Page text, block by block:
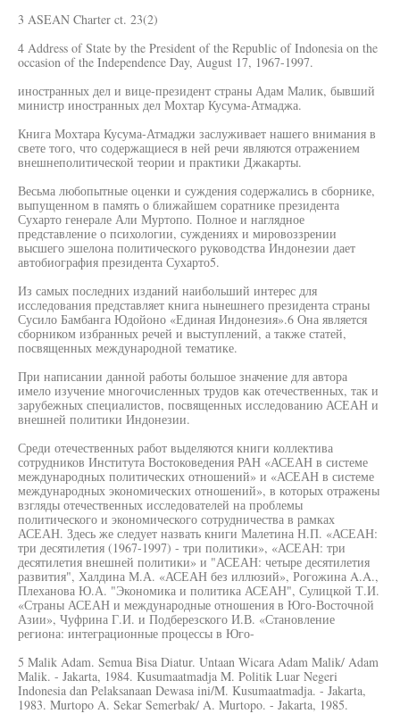
3 ASEAN Charter ct. 23(2)
4 Address of State by the President of the Republic of Indonesia on the
occasion of the Independence Day, August 17, 1967-1997.
иностранных дел и вице-президент страны Адам Малик, бывший
министр иностранных дел Мохтар Кусума-Атмаджа.
Книга Мохтара Кусума-Атмаджи заслуживает нашего внимания в
свете того, что содержащиеся в ней речи являются отражением
внешнеполитической теории и практики Джакарты.
Весьма любопытные оценки и суждения содержались в сборнике,
выпущенном в память о ближайшем соратнике президента
Сухарто генерале Али Муртопо. Полное и наглядное
представление о психологии, суждениях и мировоззрении
высшего эшелона политического руководства Индонезии дает
автобиография президента Сухарто5.
Из самых последних изданий наибольший интерес для
исследования представляет книга нынешнего президента страны
Сусило Бамбанга Юдойоно «Единая Индонезия».6 Она является
сборником избранных речей и выступлений, а также статей,
посвященных международной тематике.
При написании данной работы большое значение для автора
имело изучение многочисленных трудов как отечественных, так и
зарубежных специалистов, посвященных исследованию АСЕАН и
внешней политики Индонезии.
Среди отечественных работ выделяются книги коллектива
сотрудников Института Востоковедения РАН «АСЕАН в системе
международных политических отношений» и «АСЕАН в системе
международных экономических отношений», в которых отражены
взгляды отечественных исследователей на проблемы
политического и экономического сотрудничества в рамках
АСЕАН. Здесь же следует назвать книги Малетина Н.П. «АСЕАН:
три десятилетия (1967-1997) - три политики», «АСЕАН: три
десятилетия внешней политики» и "АСЕАН: четыре десятилетия
развития", Халдина М.А. «АСЕАН без иллюзий», Рогожина A.A.,
Плеханова Ю.А. "Экономика и политика АСЕАН", Сулицкой Т.И.
«Страны АСЕАН и международные отношения в Юго-Восточной
Азии», Чуфрина Г.И. и Подберезского И.В. «Становление
региона: интеграционные процессы в Юго-
5 Malik Adam. Semua Bisa Diatur. Untaan Wicara Adam Malik/ Adam
Malik. - Jakarta, 1984. Kusumaatmadja M. Politik Luar Negeri
Indonesia dan Pelaksanaan Dewasa ini/M. Kusumaatmadja. - Jakarta,
1983. Murtopo A. Sekar Semerbak/ A. Murtopo. - Jakarta, 1985.